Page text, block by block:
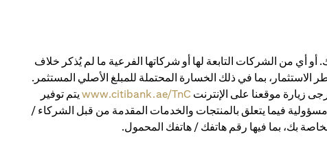
أي من الشركات التابعة لها أو شركاتها الفرعية ما لم يُذكر خلاف
الاستثمار، بما في ذلك الخسارة المحتملة للمبلغ الأصلي المستثمر.
زيارة موقعنا على الإنترنت www.citibank.ae/TnC يتم توفير
فيما يتعلق بالمنتجات والخدمات المقدمة من قبل الشركاء /
بك، بما فيها رقم هاتفك / هاتفك المحمول.